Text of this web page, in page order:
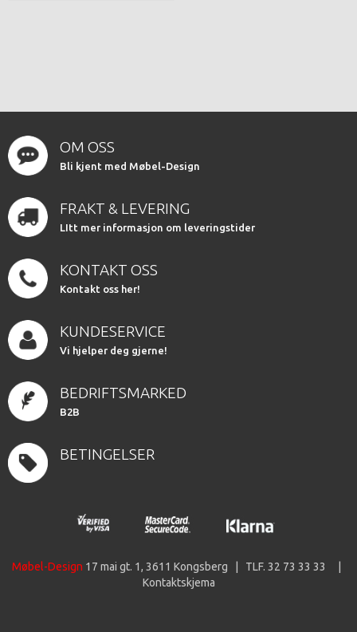
OM OSS
Bli kjent med Møbel-Design
FRAKT & LEVERING
LItt mer informasjon om leveringstider
KONTAKT OSS
Kontakt oss her!
KUNDESERVICE
Vi hjelper deg gjerne!
BEDRIFTSMARKED
B2B
BETINGELSER
Møbel-Design 17 mai gt. 1, 3611 Kongsberg | TLF. 32 73 33 33 |
Kontaktskjema